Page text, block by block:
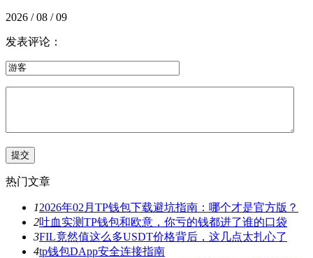
2026 / 08 / 09
发表评论：
热门文章
12026年02月TP钱包下载避坑指南：哪个才是官方版？
2吐血实测TP钱包和欧意，你亏的钱都进了谁的口袋
3FIL竟然值这么多USDT价格背后，这几点太扎心了
4tp钱包DApp安全连接指南